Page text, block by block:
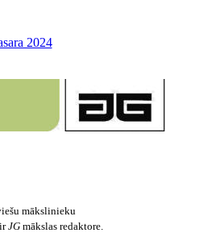
2024
mākslinieku
JGmākslas redaktore.